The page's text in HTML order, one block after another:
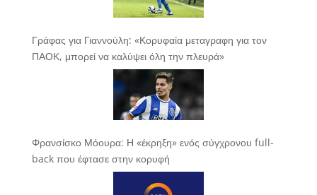
Γράφας για Γιαννούλη: «Κορυφαία μεταγραφη για τον
ΠΑΟΚ, μπορεί να καλύψει όλη την πλευρά»
Φρανσίσκο Μόουρα: Η «έκρηξη» ενός σύγχρονου full-
back που έφτασε στην κορυφή